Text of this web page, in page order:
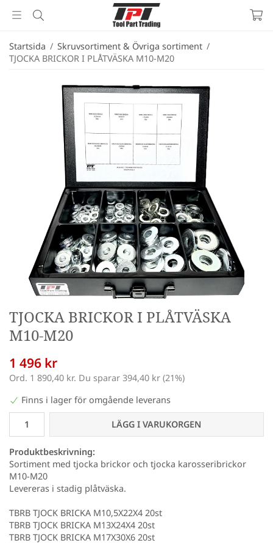
Startsida / Skruvsortiment & Övriga sortiment /
TJOCKA BRICKOR I PLÅTVÄSKA M10-M20
TJOCKA BRICKOR I PLÅTVÄSKA
M10-M20
1 496 kr
Ord. 1 890,40 kr. Du sparar 394,40 kr (21%)
Finns i lager för omgående leverans
LÄGG I VARUKORGEN
Produktbeskrivning:
Sortiment med tjocka brickor och tjocka karosseribrickor
M10-M20
Levereras i stadig plåtväska.
TBRB TJOCK BRICKA M10,5X22X4 20st
TBRB TJOCK BRICKA M13X24X4 20st
TBRB TJOCK BRICKA M17X30X6 20st